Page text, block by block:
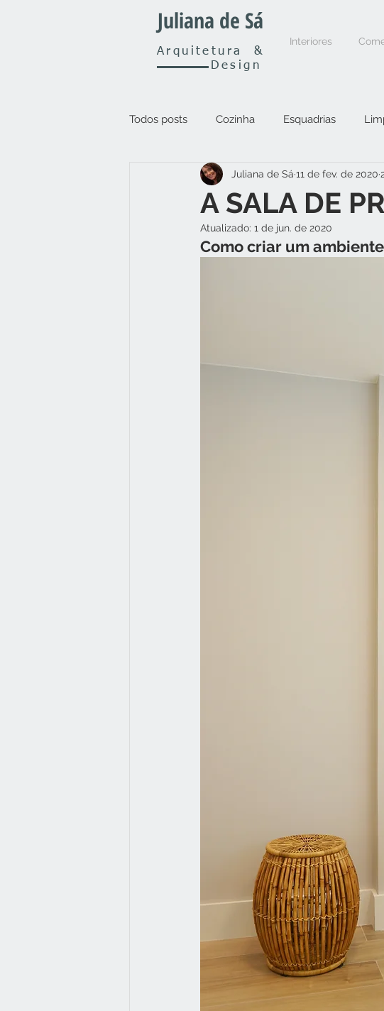
Juliana de Sá
Arquitetura&
Design
Interiores
Todos posts Cozinha Esquadrias
A SALA DE
Juliana de Sá 11 de fev. de 2020
Atualizado: 1 de jun. de 2020
Como criar um